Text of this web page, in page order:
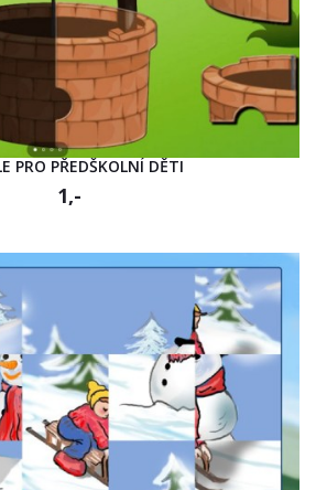
PRO PŘEDŠKOLNÍ DĚTI
1,-